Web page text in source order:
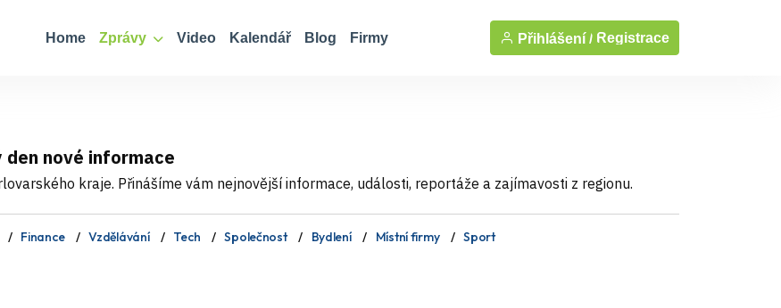
Home Zprávy Video Kalendář Blog Firmy Přihlášení / Registrace
nové informace
kraje. Přinášíme vám nejnovější informace, události, reportáže a zajímavosti z regionu.
Finance Vzdělávání Tech Společnost Bydlení Místní firmy Sport